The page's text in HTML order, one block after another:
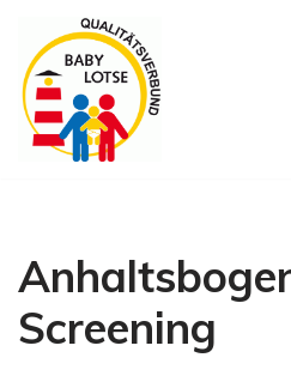
Zum
Inhalt
springen
Screening